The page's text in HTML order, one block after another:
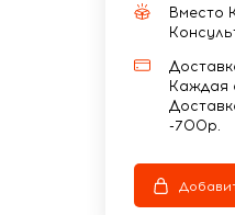
Вместо
Каждая
-700р.